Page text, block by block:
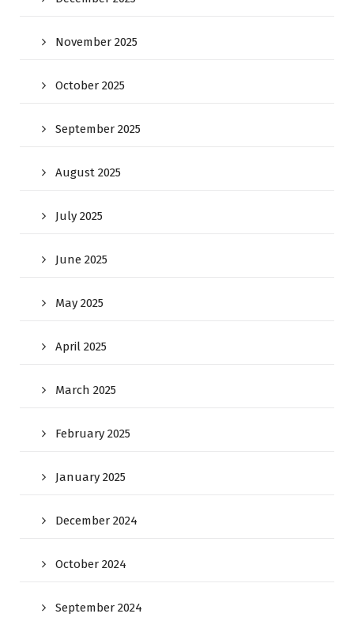
November 2025
October 2025
September 2025
August 2025
July 2025
June 2025
May 2025
April 2025
March 2025
February 2025
January 2025
December 2024
October 2024
September 2024